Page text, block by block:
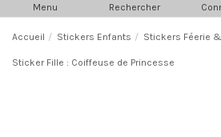
Menu Rechercher
Accueil Stickers Enfants Stickers Féerie
Sticker Fille : Coiffeuse de Princesse